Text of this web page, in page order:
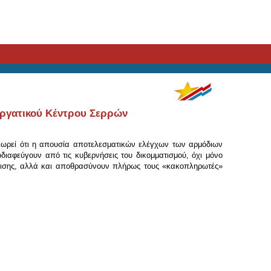
Κέντρου Σερρών
ότι η απουσία αποτελεσματικών ελέγχων των αρμόδιων
από τις κυβερνήσεις του δικομματισμού, όχι μόνο
αλλά και αποθρασύνουν πλήρως τους «κακοπληρωτές»